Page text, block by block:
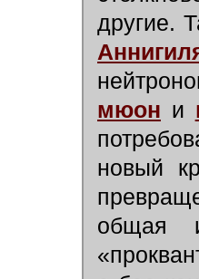
другие.
мюон и
новый
общая